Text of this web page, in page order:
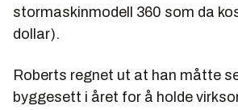
stormaskinmodell 360 som da
dollar).
Roberts regnet ut at han måtte
byggesett i året for å holde